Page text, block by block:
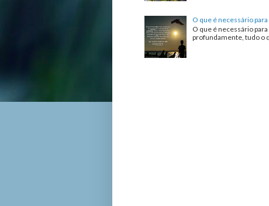
O que é necessário
O que é necessário
profundamente, tudo o